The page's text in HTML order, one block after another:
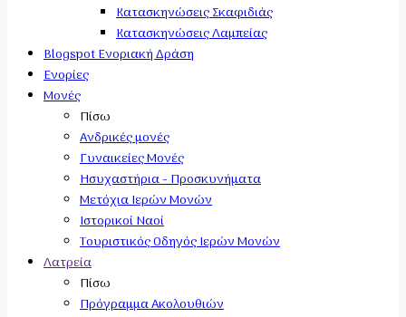
Κατασκηνώσεις Σκαφιδιάς
Κατασκηνώσεις Λαμπείας
Blogspot Ενοριακή Δράση
Ενορίες
Μονές
Πίσω
Ανδρικές μονές
Γυναικείες Μονές
Ησυχαστήρια - Προσκυνήματα
Μετόχια Ιερών Μονών
Ιστορικοί Ναοί
Τουριστικός Οδηγός Ιερών Μονών
Λατρεία
Πίσω
Πρόγραμμα Ακολουθιών